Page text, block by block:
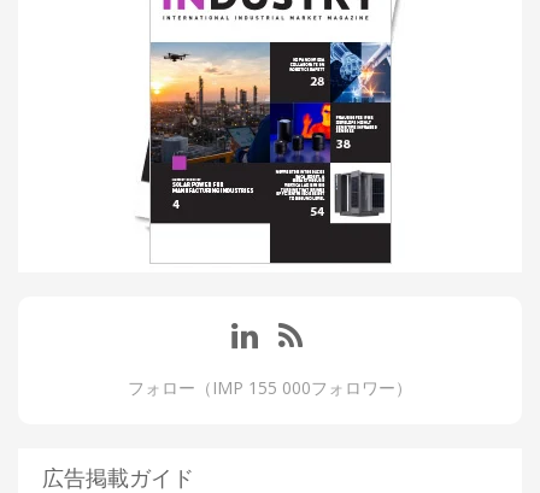
フォロー（IMP 155 000フォロワー）
広告掲載ガイド